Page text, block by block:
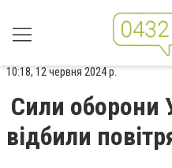
10:18, 12 червня 2024 р.
Сили оборони
відбили